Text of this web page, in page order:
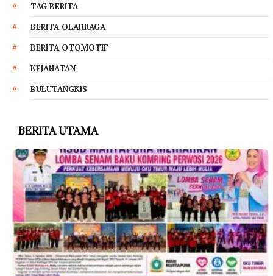
TAG BERITA
BERITA OLAHRAGA
BERITA OTOMOTIF
KEJAHATAN
BULUTANGKIS
BERITA UTAMA